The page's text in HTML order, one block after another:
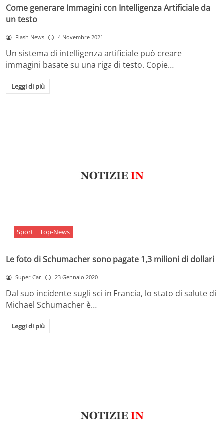
Come generare Immagini con Intelligenza Artificiale da
un testo
Flash News 4 Novembre 2021
Un sistema di intelligenza artificiale può creare
immagini basate su una riga di testo. Copie…
Leggi di più
Sport Top-News
Le foto di Schumacher sono pagate 1,3 milioni di dollari
Super Car 23 Gennaio 2020
Dal suo incidente sugli sci in Francia, lo stato di salute di
Michael Schumacher è…
Leggi di più